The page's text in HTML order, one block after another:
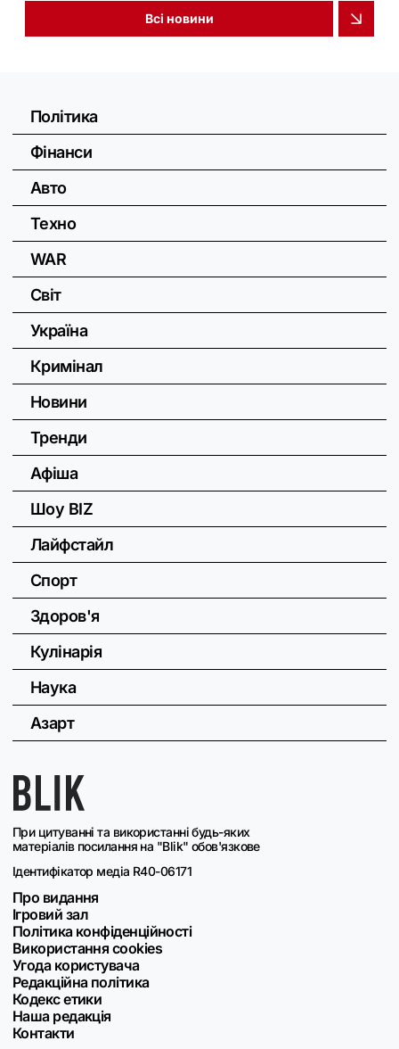
Всі новини
При цитуванні та використанні будь-яких
матеріалів посилання на "Blik" обов'язкове
Ідентифікатор медіа R40-06171
Про видання
Ігровий зал
Політика конфіденційності
Використання cookies
Угода користувача
Редакційна політика
Кодекс етики
Наша редакція
Контакти
Політика
Фінанси
Авто
Техно
WAR
Світ
Україна
Кримінал
Новини
Тренди
Афіша
Шоу BIZ
Лайфстайл
Спорт
Здоров'я
Кулінарія
Наука
Азарт